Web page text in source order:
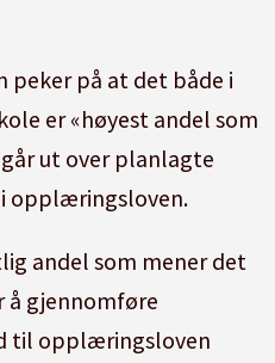
peker på at det både i
er «høyest andel som
ut over planlagte
opplæringsloven.
andel som mener det
å gjennomføre
til opplæringsloven